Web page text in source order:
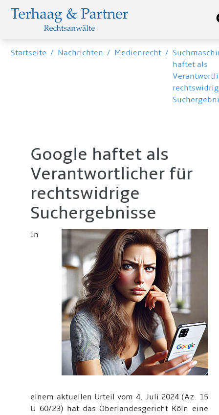
Startseite / Nachrichten / Medienrecht /
haftet als
Google haftet als
Verantwortlicher für
rechtswidrige
Suchergebnisse
In
einem aktuellen Urteil vom 4. Juli 2024 (Az. 15
U 60/23) hat das Oberlandesgericht Köln eine